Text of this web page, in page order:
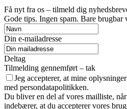
Få nyt fra os – tilmeld dig
Gode tips. Ingen spam. Bare brugbar
Din e-mailadresse
Deltag
Tilmelding gennemført – tak
Jeg accepterer, at mine
med persondatapolitikken.
Du bliver en del af vores mailliste,
indebærer, at du accepterer vores